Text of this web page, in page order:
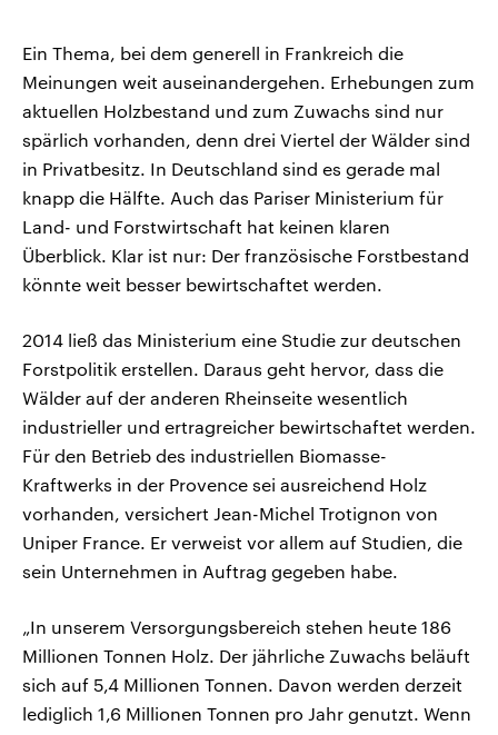
Ein Thema, bei dem generell in Frankreich die
Meinungen weit auseinandergehen. Erhebungen zum
aktuellen Holzbestand und zum Zuwachs sind nur
spärlich vorhanden, denn drei Viertel der Wälder sind
in Privatbesitz. In Deutschland sind es gerade mal
knapp die Hälfte. Auch das Pariser Ministerium für
Land- und Forstwirtschaft hat keinen klaren
Überblick. Klar ist nur: Der französische Forstbestand
könnte weit besser bewirtschaftet werden.
2014 ließ das Ministerium eine Studie zur deutschen
Forstpolitik erstellen. Daraus geht hervor, dass die
Wälder auf der anderen Rheinseite wesentlich
industrieller und ertragreicher bewirtschaftet werden.
Für den Betrieb des industriellen Biomasse-
Kraftwerks in der Provence sei ausreichend Holz
vorhanden, versichert Jean-Michel Trotignon von
Uniper France. Er verweist vor allem auf Studien, die
sein Unternehmen in Auftrag gegeben habe.
„In unserem Versorgungsbereich stehen heute 186
Millionen Tonnen Holz. Der jährliche Zuwachs beläuft
sich auf 5,4 Millionen Tonnen. Davon werden derzeit
lediglich 1,6 Millionen Tonnen pro Jahr genutzt. Wenn